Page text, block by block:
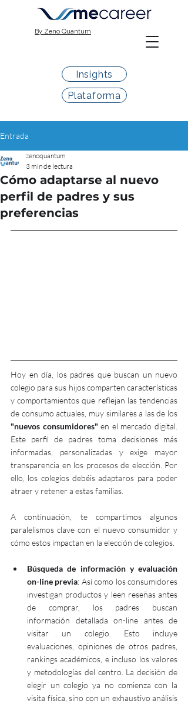
By Zeno Quantum
Insights
Plataforma
Entrada
Cómo adaptarse al nuevo
perfil de padres y sus
preferencias
zenoquantum
3 min de lectura
Hoy en día, los padres que buscan un nuevo
colegio para sus hijos comparten características
y comportamientos que reflejan las tendencias
"nuevos consumidores" en el mercado digital.
Este perfil de padres toma decisiones más
informadas, personalizadas y exige mayor
transparencia en los procesos de elección. Por
ello, los colegios debéis adaptaros para poder
atraer y retener a estas familias.
A continuación, te compartimos algunos
paralelismos clave con el nuevo consumidor y
cómo estos impactan en la elección de colegios.
Búsqueda de información y evaluación
on-line previa: Así como los consumidores
investigan productos y leen reseñas antes
de comprar, los padres buscan
información detallada on-line antes de
visitar un colegio. Esto incluye
evaluaciones, opiniones de otros padres,
rankings académicos, e incluso los valores
y metodologías del centro. La decisión de
elegir un colegio ya no comienza con la
visita física, sino con un exhaustivo análisis